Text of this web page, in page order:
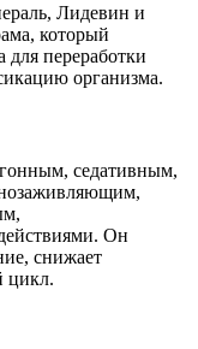
Лидевин и
который
переработки
организма.
седативным,
Он
снижает
цикл.